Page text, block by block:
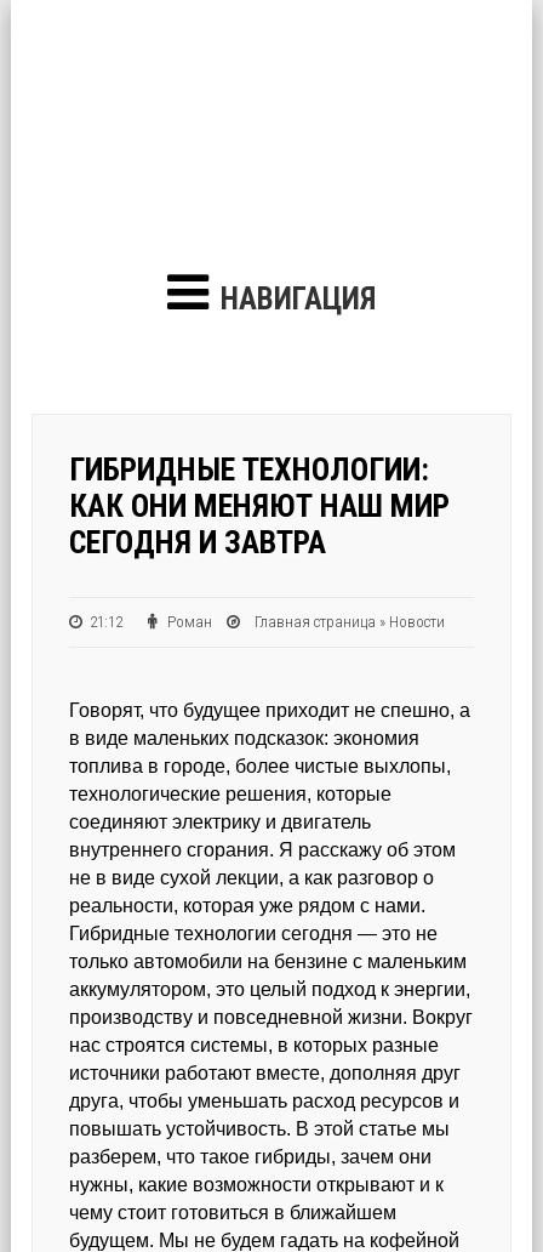
НАВИГАЦИЯ
ГИБРИДНЫЕ ТЕХНОЛОГИИ:
КАК ОНИ МЕНЯЮТ НАШ МИР
СЕГОДНЯ И ЗАВТРА
21:12 Роман Главная страница » Новости
Говорят, что будущее приходит не спешно, а
в виде маленьких подсказок: экономия
топлива в городе, более чистые выхлопы,
технологические решения, которые
соединяют электрику и двигатель
внутреннего сгорания. Я расскажу об этом
не в виде сухой лекции, а как разговор о
реальности, которая уже рядом с нами.
Гибридные технологии сегодня — это не
только автомобили на бензине с маленьким
аккумулятором, это целый подход к энергии,
производству и повседневной жизни. Вокруг
нас строятся системы, в которых разные
источники работают вместе, дополняя друг
друга, чтобы уменьшать расход ресурсов и
повышать устойчивость. В этой статье мы
разберем, что такое гибриды, зачем они
нужны, какие возможности открывают и к
чему стоит готовиться в ближайшем
будущем. Мы не будем гадать на кофейной